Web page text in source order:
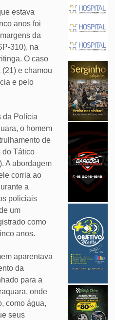
estava
anos foi
da
310), na
O caso
e chamou
e pelo
da Polícia
o homem
de
do Tático
A abordagem
corria ao
a
policiais
um
como
anos.
aparentava
da
para a
onde
como água,
seus